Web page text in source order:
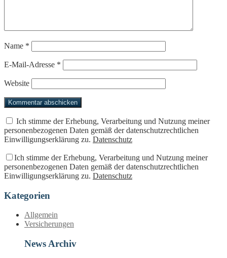
Name *
E-Mail-Adresse *
Website
Ich stimme der Erhebung, Verarbeitung und Nutzung meiner
personenbezogenen Daten gemäß der datenschutzrechtlichen
Einwilligungserklärung zu. Datenschutz
Ich stimme der Erhebung, Verarbeitung und Nutzung meiner
personenbezogenen Daten gemäß der datenschutzrechtlichen
Einwilligungserklärung zu. Datenschutz
Kategorien
Allgemein
Versicherungen
News Archiv